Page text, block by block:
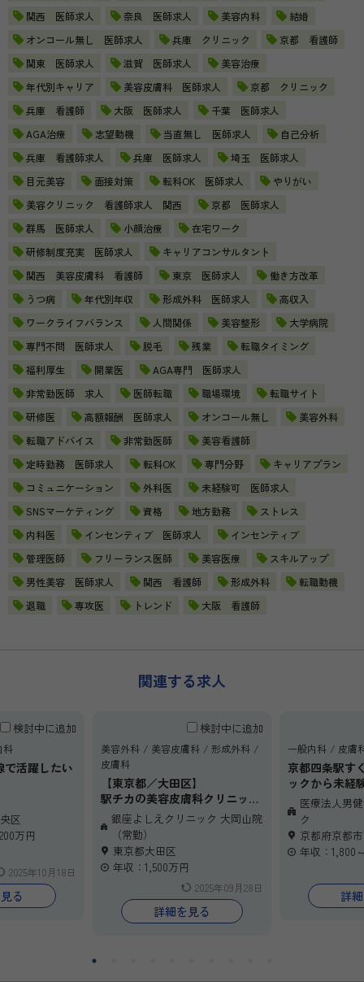
関西 医師求人
奈良 医師求人 美容内科
結婚
オンコール無し 医師求人
兵庫 クリニック
京都 看護師
関東 医師求人
滋賀 医師求人
美容治療
年代別キャリア
美容皮膚科 医師求人
京都 クリニック
兵庫 看護師
大阪 医師求人
千葉 医師求人
AGA治療
志望動機 当直無し 医師求人
自己分析
兵庫 看護師求人
兵庫 医師求人
埼玉 医師求人
目元美容
面接対策 転科OK 医師求人
やりがい
美容クリニック 看護師求人 関西
京都 医師求人
群馬 医師求人
小顔治療
在宅ワーク
研修制度充実 医師求人
キャリアコンサルタント
関西 美容皮膚科 看護師
東京 医師求人
働き方改革
うつ病
年代別年収 形成外科 医師求人
高収入
ワークライフバランス
人間関係 美容整形
大学病院
専門不問 医師求人
脱毛 残業
転職タイミング
福利厚生
開業医
AGA専門 医師求人
非常勤医師 求人
医師転職 職場環境
転職サイト
研修医
高額報酬 医師求人 オンコール無し
美容外科
転職アドバイス
非常勤医師
美容看護師
定時勤務 医師求人
転科OK 専門分野
キャリアプラン
コミュニケーション
外科医
未経験可 医師求人
SNSマーケティング
資格 地方勤務
ストレス
内科医
インセンティブ 医師求人
インセンティブ
管理医師
フリーランス医師 美容医療
スキルアップ
男性美容 医師求人
関西 看護師 形成外科
転職動機
退職
専攻医 トレンド 大阪 看護師
関連する求人
検討中に追加
科
で活躍したい
入など、専
患者様の美
す。週1日
階で院長から
る環境も整
ップを図り
区
万円
2025年10月18日
る
検討中に追加
美容外科 美容皮膚科
形成外科
皮膚科
【東京都／大田区】
駅チカの美容皮膚科クリニック
で常勤医師として働いてみませ
んか？
銀座よしえクリニック 大岡山院
（常勤）
東京都大田区
年収：1,500万円
2025年09月28日
詳細を見る
一般内科 皮膚
京都四条駅す
ックから未経
んか？
医療法人男
ク
京都府京都
年収：1,800
詳